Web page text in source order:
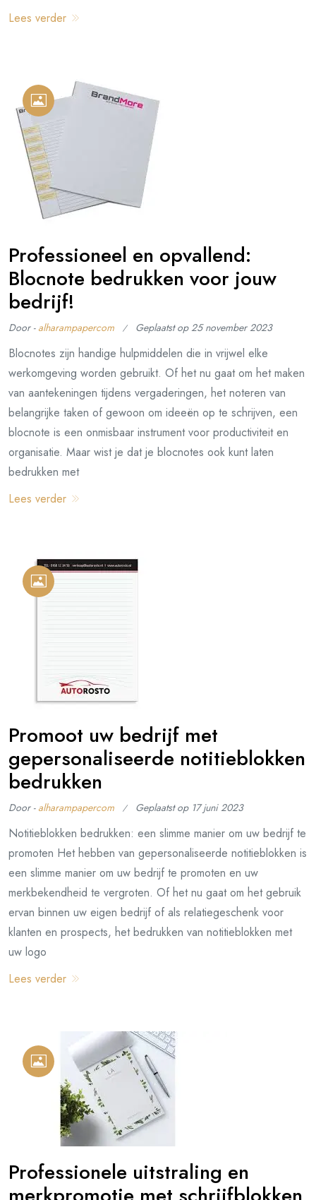
Lees verder
Professioneel en opvallend:
Blocnote bedrukken voor jouw
bedrijf!
Door - alharampapercom Geplaatst op25 november 2023
Blocnotes zijn handige hulpmiddelen die in vrijwel elke
werkomgeving worden gebruikt. Of het nu gaat om het maken
van aantekeningen tijdens vergaderingen, het noteren van
belangrijke taken of gewoon om ideeën op te schrijven, een
blocnote is een onmisbaar instrument voor productiviteit en
organisatie. Maar wist je dat je blocnotes ook kunt laten
bedrukken met
Lees verder
Promoot uw bedrijf met
gepersonaliseerde notitieblokken
bedrukken
Door - alharampapercom Geplaatst op 17 juni 2023
Notitieblokken bedrukken: een slimme manier om uw bedrijf te
promoten Het hebben van gepersonaliseerde notitieblokken is
een slimme manier om uw bedrijf te promoten en uw
merkbekendheid te vergroten. Of het nu gaat om het gebruik
ervan binnen uw eigen bedrijf of als relatiegeschenk voor
klanten en prospects, het bedrukken van notitieblokken met
uw logo
Lees verder
Professionele uitstraling en